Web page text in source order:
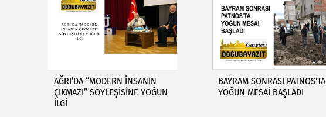
AĞRI’DA “MODERN İNSANIN
ÇIKMAZI” SÖYLEŞİSİNE YOĞUN
İLGİ
BAYRAM SONRASI PATNOS'TA
YOĞUN MESAİ BAŞLADI